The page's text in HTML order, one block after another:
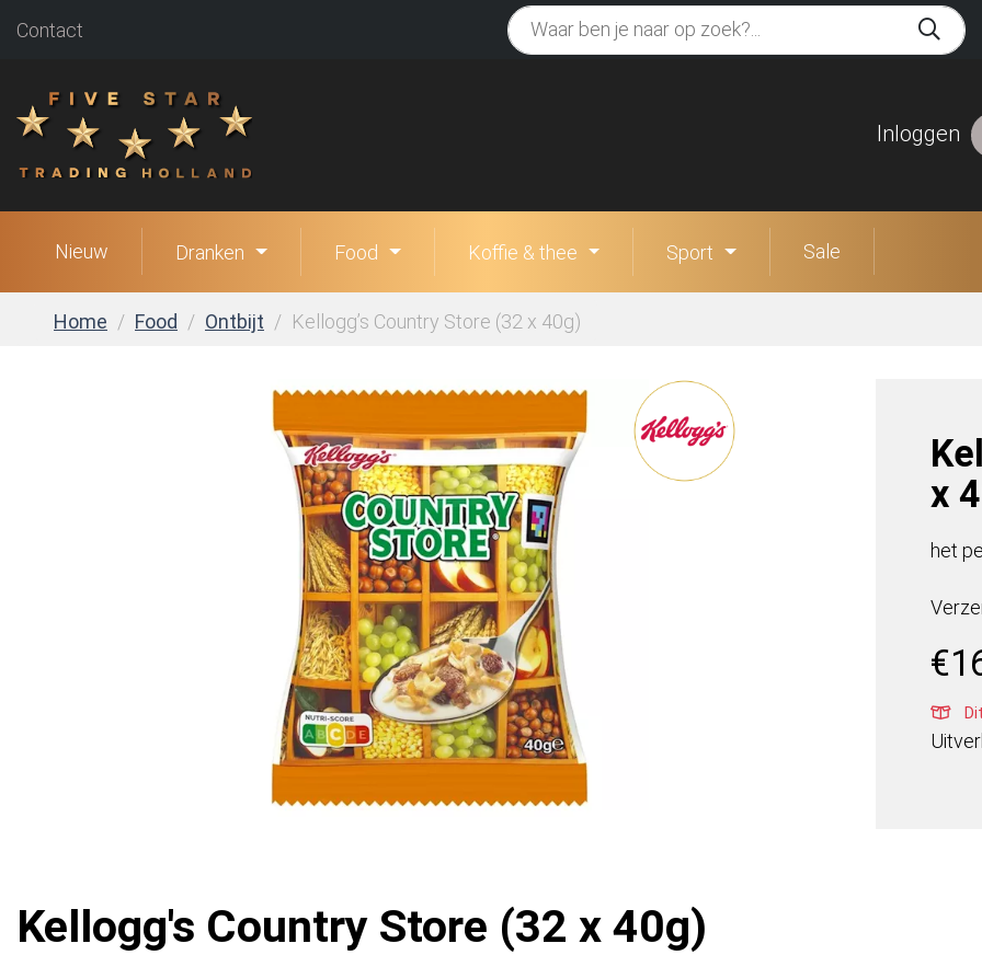
Contact
Inloggen
Nieuw Dranken Food Koffie & thee Sport Sale
Home Food Ontbijt Kellogg’s Country Store (32 x 40g)
x
het
€
Kellogg's Country Store (32 x 40g)